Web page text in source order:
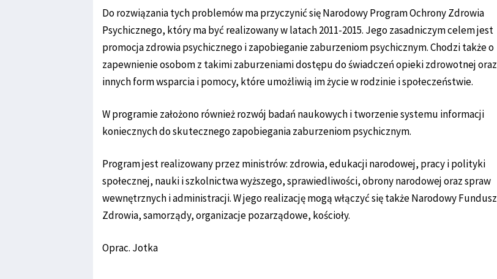
Do rozwiązania tych problemów ma przyczynić się Narodowy Program Ochrony Zdrowia
Psychicznego, który ma być realizowany w latach 2011-2015. Jego zasadniczym celem jest
promocja zdrowia psychicznego i zapobieganie zaburzeniom psychicznym. Chodzi także o
zapewnienie osobom z takimi zaburzeniami dostępu do świadczeń opieki zdrowotnej oraz
innych form wsparcia i pomocy, które umożliwią im życie w rodzinie i społeczeństwie.
W programie założono również rozwój badań naukowych i tworzenie systemu informacji
koniecznych do skutecznego zapobiegania zaburzeniom psychicznym.
Program jest realizowany przez ministrów: zdrowia, edukacji narodowej, pracy i polityki
społecznej, nauki i szkolnictwa wyższego, sprawiedliwości, obrony narodowej oraz spraw
wewnętrznych i administracji. W jego realizację mogą włączyć się także Narodowy Fundusz
Zdrowia, samorządy, organizacje pozarządowe, kościoły.
Oprac. Jotka